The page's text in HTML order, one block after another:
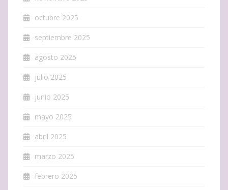
octubre 2025
septiembre 2025
agosto 2025
julio 2025
junio 2025
mayo 2025
abril 2025
marzo 2025
febrero 2025